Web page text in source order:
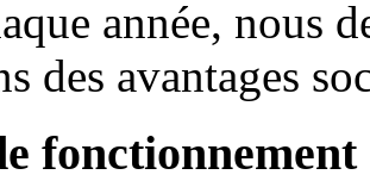
année, nous
des avantages